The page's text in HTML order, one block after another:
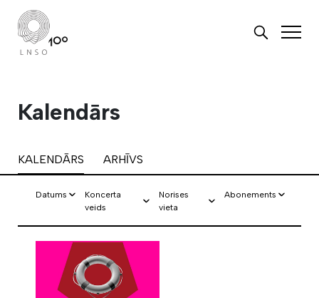
Kalendārs
KALENDĀRS ARHĪVS
Datums
Koncerta
veids
Norises
vieta
Abonements